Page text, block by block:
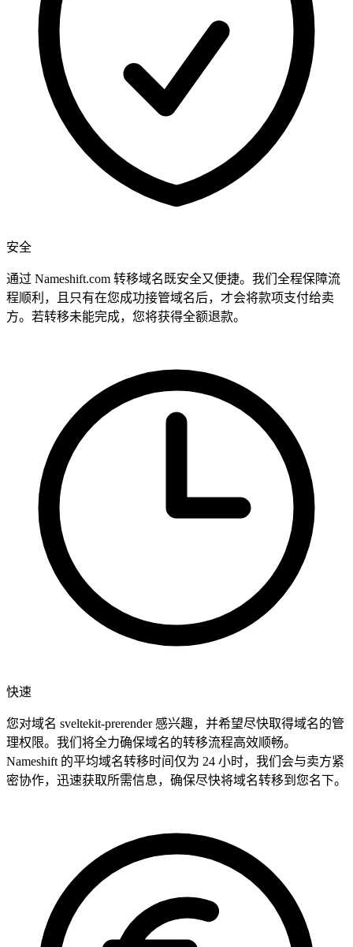
安全
通过 Nameshift.com 转移域名既安全又便捷。我们全程保障流
程顺利，且只有在您成功接管域名后，才会将款项支付给卖
方。若转移未能完成，您将获得全额退款。
快速
您对域名 sveltekit-prerender 感兴趣，并希望尽快取得域名的管
理权限。我们将全力确保域名的转移流程高效顺畅。
Nameshift 的平均域名转移时间仅为 24 小时，我们会与卖方紧
密协作，迅速获取所需信息，确保尽快将域名转移到您名下。